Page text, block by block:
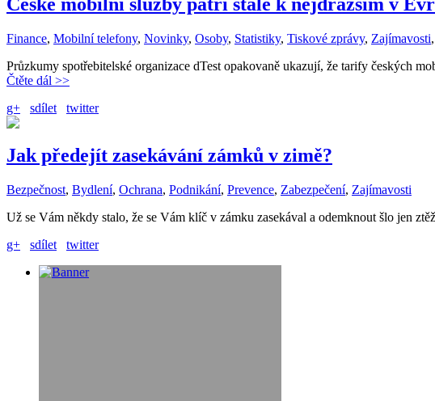
Finance, Mobilní telefony, Novinky, Osoby, Statistiky, Tiskové zprávy, Zajímavosti,
Průzkumy spotřebitelské organizace dTest opakovaně ukazují, že tarify českých
Čtěte dál >>
g+
sdílet twitter
Jak předejít zasekávání zámků v zimě?
Bezpečnost, Bydlení, Ochrana, Podnikání, Prevence, Zabezpečení, Zajímavosti
Už se Vám někdy stalo, že se Vám klíč v zámku zasekával a odemknout šlo jen
g+
sdílet twitter